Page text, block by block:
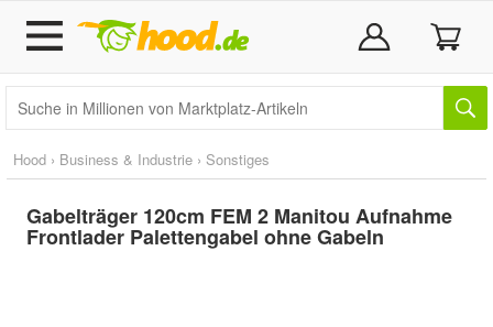
Hood › Business & Industrie › Sonstiges
Gabelträger 120cm FEM 2 Manitou Aufnahme
Frontlader Palettengabel ohne Gabeln